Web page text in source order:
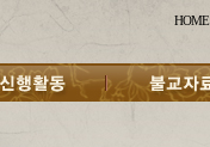
HOME